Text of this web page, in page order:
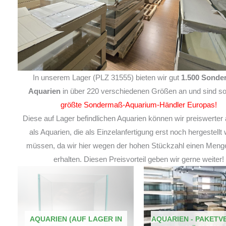
In unserem Lager (PLZ 31555) bieten wir gut 1.500
Aquarien in über 220 verschiedenen Größen an und sind
größte Sondermaß-Aquarium-Händler Europas!
Diese auf Lager befindlichen Aquarien können wir preiswerter
als Aquarien, die als Einzelanfertigung erst noch hergestellt
müssen, da wir hier wegen der hohen Stückzahl einen
erhalten. Diesen Preisvorteil geben wir gerne weiter!
AQUARIEN (AUF LAGER IN
AQUARIEN -